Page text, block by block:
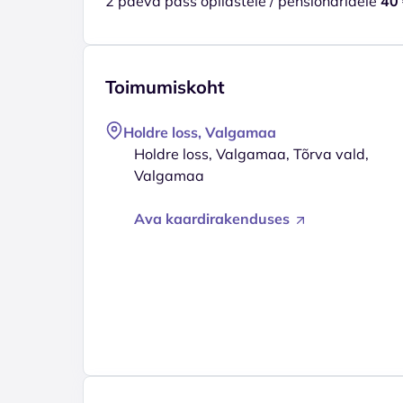
Toimumiskoht
Holdre loss, Valgamaa
Holdre loss, Valgamaa, Tõrva vald,
Valgamaa
Ava kaardirakenduses